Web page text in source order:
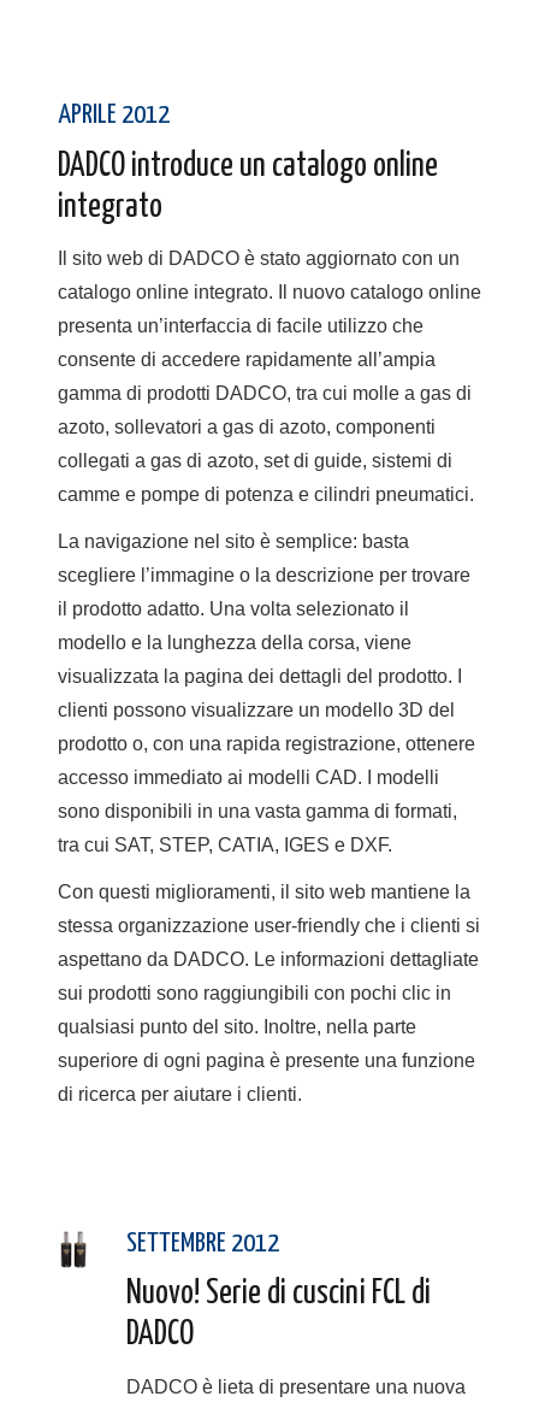
APRILE 2012
DADCO introduce un catalogo online
integrato
Il sito web di DADCO è stato aggiornato con un
catalogo online integrato. Il nuovo catalogo online
presenta un’interfaccia di facile utilizzo che
consente di accedere rapidamente all’ampia
gamma di prodotti DADCO, tra cui molle a gas di
azoto, sollevatori a gas di azoto, componenti
collegati a gas di azoto, set di guide, sistemi di
camme e pompe di potenza e cilindri pneumatici.
La navigazione nel sito è semplice: basta
scegliere l’immagine o la descrizione per trovare
il prodotto adatto. Una volta selezionato il
modello e la lunghezza della corsa, viene
visualizzata la pagina dei dettagli del prodotto. I
clienti possono visualizzare un modello 3D del
prodotto o, con una rapida registrazione, ottenere
accesso immediato ai modelli CAD. I modelli
sono disponibili in una vasta gamma di formati,
tra cui SAT, STEP, CATIA, IGES e DXF.
Con questi miglioramenti, il sito web mantiene la
stessa organizzazione user-friendly che i clienti si
aspettano da DADCO. Le informazioni dettagliate
sui prodotti sono raggiungibili con pochi clic in
qualsiasi punto del sito. Inoltre, nella parte
superiore di ogni pagina è presente una funzione
di ricerca per aiutare i clienti.
SETTEMBRE 2012
Nuovo! Serie di cuscini FCL di
DADCO
DADCO è lieta di presentare una nuova